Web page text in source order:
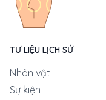
TƯ LIỆU LỊCH SỬ
Nhân vật
Sự kiện